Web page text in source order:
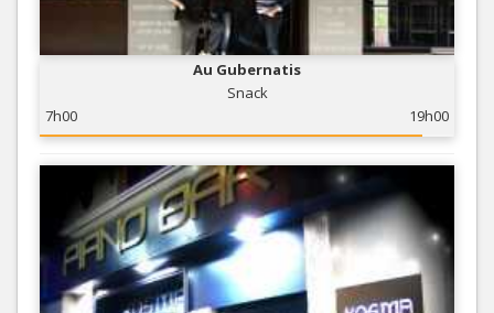
Au Gubernatis
Snack
7h00
19h00